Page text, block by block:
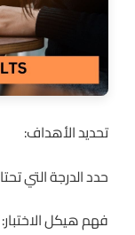
تحديد الأهداف:
حدد الدرجة التي
فهم هيكل الاختبار: